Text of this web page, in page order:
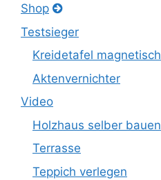
Shop
Testsieger
Kreidetafel magnetisch
Aktenvernichter
Video
Holzhaus selber bauen
Terrasse
Teppich verlegen